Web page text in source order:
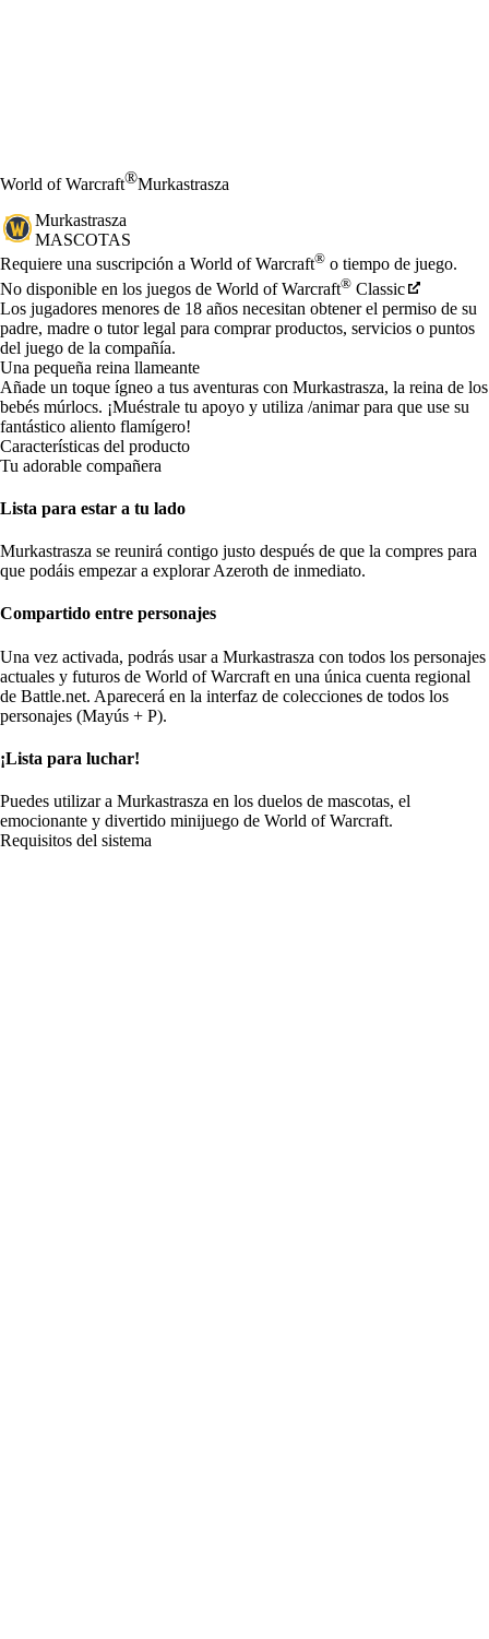
World of Warcraft®Murkastrasza
Murkastrasza
MASCOTAS
Precio
Available actions
Requiere una suscripción a World of Warcraft® o tiempo de juego.
No disponible en los juegos de World of Warcraft® Classic
Los jugadores menores de 18 años necesitan obtener el permiso de su
padre, madre o tutor legal para comprar productos, servicios o puntos
del juego de la compañía.
Una pequeña reina llameante
Añade un toque ígneo a tus aventuras con Murkastrasza, la reina de los
bebés múrlocs. ¡Muéstrale tu apoyo y utiliza /animar para que use su
fantástico aliento flamígero!
Características del producto
Tu adorable compañera
Lista para estar a tu lado
Murkastrasza se reunirá contigo justo después de que la compres para
que podáis empezar a explorar Azeroth de inmediato.
Compartido entre personajes
Una vez activada, podrás usar a Murkastrasza con todos los personajes
actuales y futuros de World of Warcraft en una única cuenta regional
de Battle.net. Aparecerá en la interfaz de colecciones de todos los
personajes (Mayús + P).
¡Lista para luchar!
Puedes utilizar a Murkastrasza en los duelos de mascotas, el
emocionante y divertido minijuego de World of Warcraft.
Requisitos del sistema